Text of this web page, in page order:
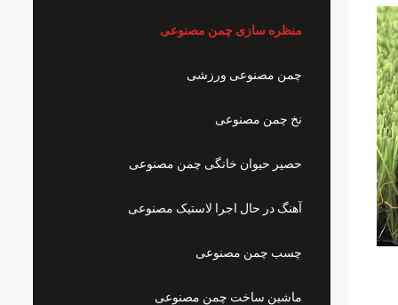
منظره سازی چمن مصنوعی
چمن مصنوعی ورزشی
نخ چمن مصنوعی
حصیر حیوان خانگی چمن مصنوعی
آهنگ در حال اجرا لاستیک مصنوعی
چسب چمن مصنوعی
ماشین ساخت چمن مصنوعی